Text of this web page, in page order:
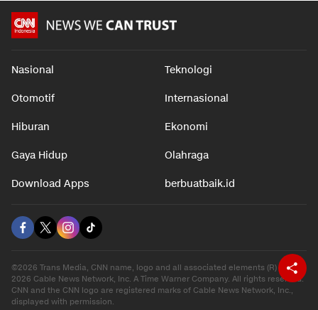
Nasional Teknologi
Otomotif Internasional
Hiburan Ekonomi
Gaya Hidup Olahraga
Download Apps berbuatbaik.id
©2026 Trans Media, CNN name, logo and all associated elements (R) and ©
2026 Cable News Network, Inc. A Time Warner Company. All rights reserved.
CNN and the CNN logo are registered marks of Cable News Network, Inc.,
displayed with permission.